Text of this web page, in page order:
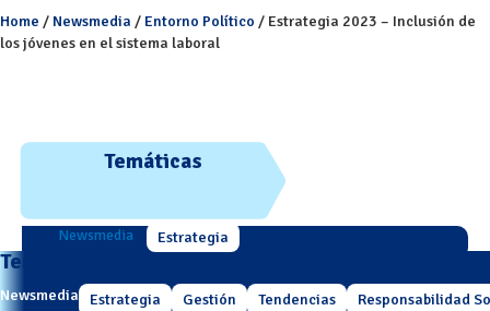
Home / Newsmedia / Entorno Político / Estrategia 2023 – Inclusión de
los jóvenes en el sistema laboral
Temáticas
Newsmedia Estrategia
Temáticas
Newsmedia Estrategia Gestión Tendencias Responsabilidad